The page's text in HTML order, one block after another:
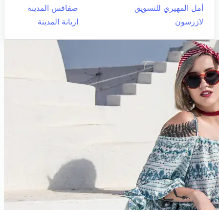
أمل المهيري للتسويق
صفاقس المدينة
لازرسون
اريانة المدينة